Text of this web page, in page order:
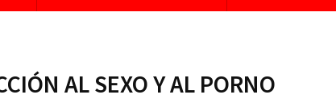
AL SEXO Y AL PORNO